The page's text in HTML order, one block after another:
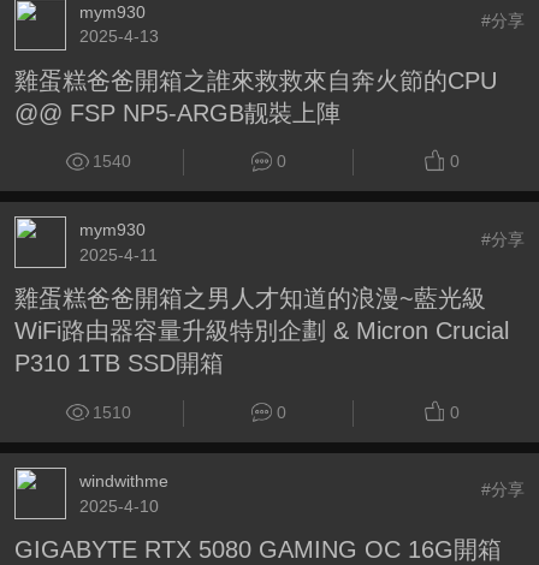
mym930
2025-4-13
#分享
雞蛋糕爸爸開箱之誰來救救來自奔火節的CPU
@@ FSP NP5-ARGB靓裝上陣
1540 0 0
mym930
2025-4-11
#分享
雞蛋糕爸爸開箱之男人才知道的浪漫~藍光級
WiFi路由器容量升級特別企劃 & Micron Crucial
P310 1TB SSD開箱
1510 0 0
windwithme
2025-4-10
#分享
GIGABYTE RTX 5080 GAMING OC 16G開箱